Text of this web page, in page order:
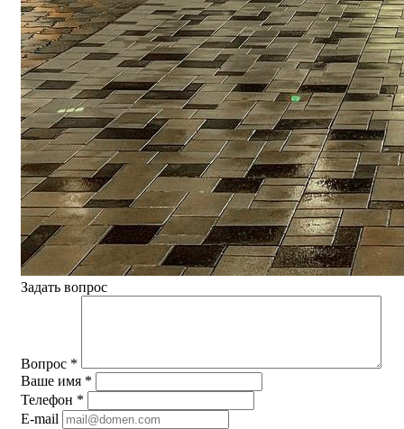
Задать вопрос
Вопрос *
Ваше имя *
Телефон *
E-mail